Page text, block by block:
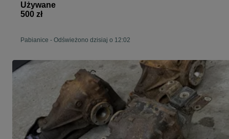
Używane
500 zł
Pabianice - Odświeżono dzisiaj o 12:02